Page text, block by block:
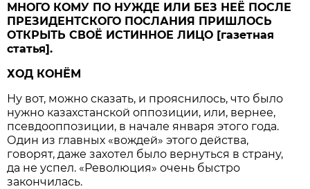
МНОГО КОМУ ПО НУЖДЕ ИЛИ БЕЗ НЕЁ ПОСЛЕ
ПРЕЗИДЕНТСКОГО ПОСЛАНИЯ ПРИШЛОСЬ
ОТКРЫТЬ СВОЁ ИСТИННОЕ ЛИЦО [газетная
статья].
ХОД КОНЁМ
Ну вот, можно сказать, и прояснилось, что было
нужно казахстанской оппозиции, или, вернее,
псевдооппозиции, в начале января этого года.
Один из главных «вождей» этого действа,
говорят, даже захотел было вернуться в страну,
да не успел. «Революция» очень быстро
закончилась.